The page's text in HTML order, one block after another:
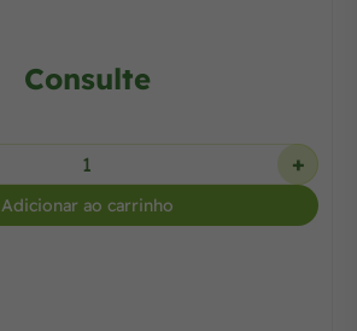
Consulte
+
Adicionar ao carrinho